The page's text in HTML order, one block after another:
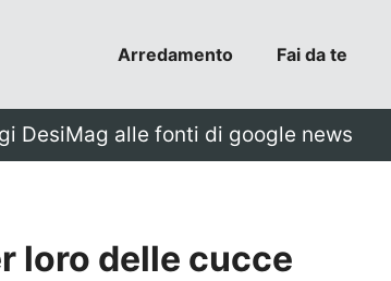
Arredamento Fai da te
DesiMag alle fonti di google news
loro delle cucce